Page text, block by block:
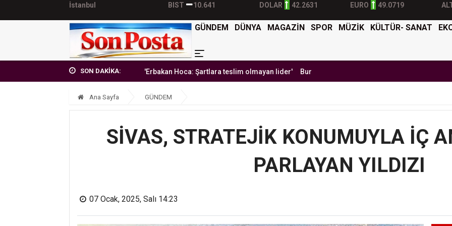
İstanbul BIST 10.641 DOLAR 42.2631 EURO 49.0719
GÜNDEM DÜNYA MAGAZİN SPOR MÜZİK KÜLTÜR- SANAT
SON DAKİKA:'Erbakan Hoca: Şartlara teslim olmayan lider' Burak Yılmaz'dan Mehmet Ekici'ye gel çağrısı BTK
Ana Sayfa GÜNDEM
SİVAS, STRATEJİK KONUMUYLA İÇ
PARLAYAN YILDIZI
07 Ocak, 2025, Salı 14:23